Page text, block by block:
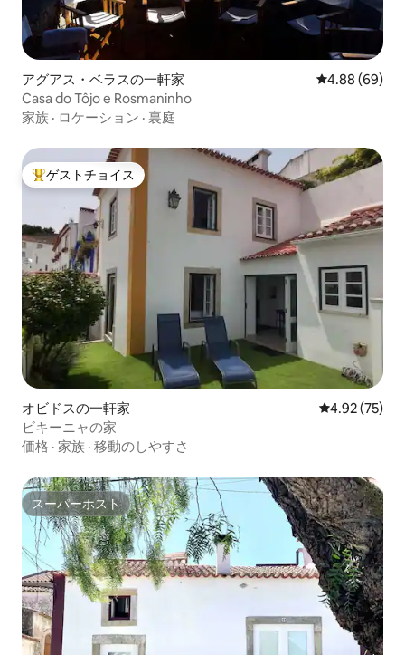
アグアス・ベラスの一軒家 レビュー69件
4.88 (69)
Casa do Tôjo e Rosmaninho
家族 · ロケーション · 裏庭
大好評のゲストチョイスです。
ゲストチョイス
オビドスの一軒家 レビュー75
4.92 (75)
ビキーニャの家
価格 · 家族 · 移動のしやすさ
スーパーホスト
スーパーホスト